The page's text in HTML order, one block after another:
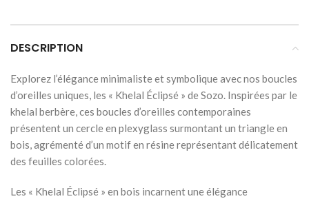
DESCRIPTION
Explorez l’élégance minimaliste et symbolique avec nos boucles
d’oreilles uniques, les « Khelal Éclipsé » de Sozo. Inspirées par le
khelal berbère, ces boucles d’oreilles contemporaines
présentent un cercle en plexyglass surmontant un triangle en
bois, agrémenté d’un motif en résine représentant délicatement
des feuilles colorées.
Les « Khelal Éclipsé » en bois incarnent une élégance